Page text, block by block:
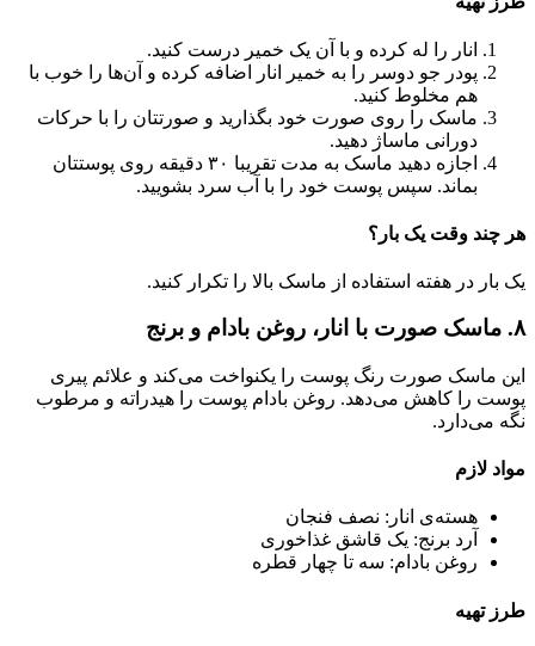
انار را له کرده و با آن یک خمیر درست کنید.
پودر جو دوسر را به خمیر انار اضافه کرده و آن‌ها را خوب با
هم مخلوط کنید.
ماسک را روی صورت خود بگذارید و صورتتان را با حرکات
دورانی ماساژ دهید.
اجازه دهید ماسک به مدت تقریبا ۳۰ دقیقه روی پوستتان
بماند. سپس پوست خود را با آب سرد بشویید.
هر چند وقت یک بار؟
یک بار در هفته استفاده از ماسک بالا را تکرار کنید.
۸‌. ماسک صورت با انار، روغن بادام و برنج
این ماسک صورت رنگ پوست را یکنواخت می‌کند و علائم پیری
پوست را کاهش می‌دهد. روغن بادام پوست را هیدراته و مرطوب
نگه می‌دارد.
مواد لازم
هسته‌ی انار: نصف فنجان
آرد برنج: یک قاشق غذاخوری
روغن بادام: سه تا چهار قطره
طرز تهیه